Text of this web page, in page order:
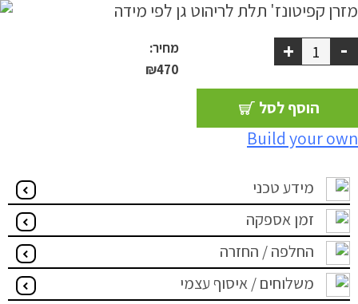
מדיניות פרטיות
התחבר / הרשם
-
+
מחיר:
₪470
הוסף לסל
Build your own
מידע טכני
זמן אספקה
החלפה / החזרה
משלוחים / איסוף עצמי